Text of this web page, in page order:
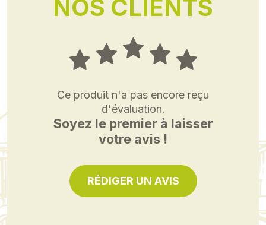
NOS CLIENTS
Ce produit n'a pas encore reçu
d'évaluation.
Soyez le premier à laisser
votre avis !
RÉDIGER UN AVIS